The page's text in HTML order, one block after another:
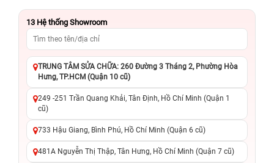
13 Hệ thống Showroom
TRUNG TÂM SỬA CHỮA: 260 Đường 3 Tháng 2, Phường Hòa
Hưng, TP.HCM (Quận 10 cũ)
249 -251 Trần Quang Khải, Tân Định, Hồ Chí Minh (Quận 1
cũ)
733 Hậu Giang, Bình Phú, Hồ Chí Minh (Quận 6 cũ)
481A Nguyễn Thị Thập, Tân Hưng, Hồ Chí Minh (Quận 7 cũ)